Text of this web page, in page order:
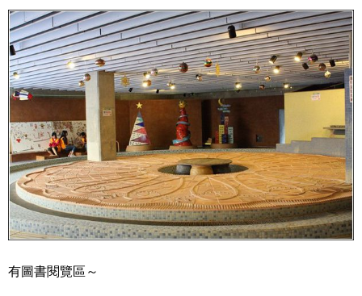
有圖書閱覽區～